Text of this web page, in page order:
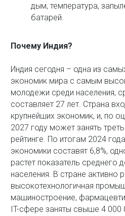
дым, температура,
батарей.
Почему Индия?
Индия сегодня – одна из
экономик мира с самым
молодежи среди населения,
составляет 27 лет. Страна
крупнейших экономик, и, по
2027 году может занять
рейтинге. По итогам 2024
экономики составят 6,8%,
растет показатель среднего
населения. В стране активно
высокотехнологичная
машиностроение,
IT-сфере заняты свыше 4 000